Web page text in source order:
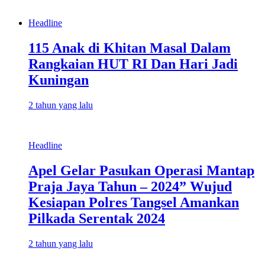
Headline
115 Anak di Khitan Masal Dalam
Rangkaian HUT RI Dan Hari Jadi
Kuningan
2 tahun yang lalu
Headline
Apel Gelar Pasukan Operasi Mantap
Praja Jaya Tahun – 2024” Wujud
Kesiapan Polres Tangsel Amankan
Pilkada Serentak 2024
2 tahun yang lalu